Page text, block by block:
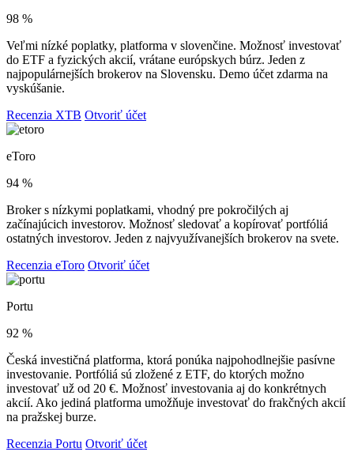
98 %
Veľmi nízké poplatky, platforma v slovenčine. Možnosť investovať
do ETF a fyzických akcií, vrátane európskych búrz. Jeden z
najpopulárnejších brokerov na Slovensku. Demo účet zdarma na
vyskúšanie.
Recenzia XTB Otvoriť účet
eToro
94 %
Broker s nízkymi poplatkami, vhodný pre pokročilých aj
začínajúcich investorov. Možnosť sledovať a kopírovať portfóliá
ostatných investorov. Jeden z najvyužívanejších brokerov na svete.
Recenzia eToro Otvoriť účet
Portu
92 %
Česká investičná platforma, ktorá ponúka najpohodlnejšie pasívne
investovanie. Portfóliá sú zložené z ETF, do ktorých možno
investovať už od 20 €. Možnosť investovania aj do konkrétnych
akcií. Ako jediná platforma umožňuje investovať do frakčných akcií
na pražskej burze.
Recenzia Portu Otvoriť účet